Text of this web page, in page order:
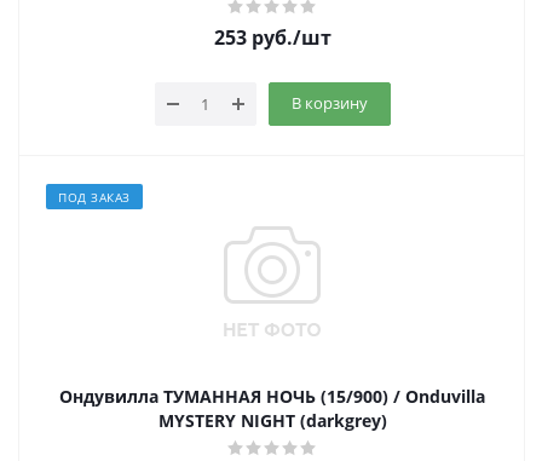
253руб./шт
В корзину
ПОД ЗАКАЗ
Ондувилла ТУМАННАЯ НОЧЬ (15/900) / Onduvilla
MYSTERY NIGHT (darkgrey)